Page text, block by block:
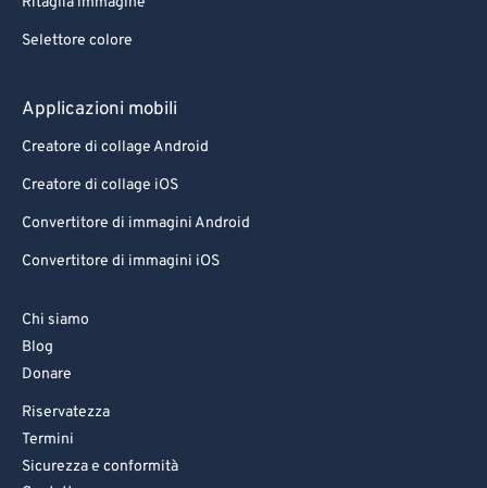
Selettore colore
Applicazioni mobili
Creatore di collage Android
Creatore di collage iOS
Convertitore di immagini Android
Convertitore di immagini iOS
Chi siamo
Blog
Donare
Riservatezza
Termini
Sicurezza e conformità